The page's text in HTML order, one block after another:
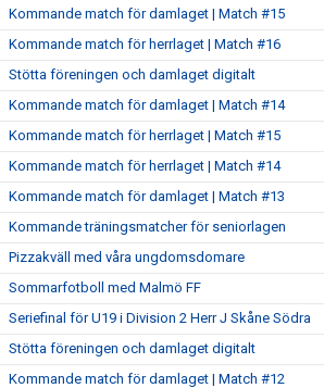
Kommande match för damlaget | Match #15
Kommande match för herrlaget | Match #16
Stötta föreningen och damlaget digitalt
Kommande match för damlaget | Match #14
Kommande match för herrlaget | Match #15
Kommande match för herrlaget | Match #14
Kommande match för damlaget | Match #13
Kommande träningsmatcher för seniorlagen
Pizzakväll med våra ungdomsdomare
Sommarfotboll med Malmö FF
Seriefinal för U19 i Division 2 Herr J Skåne Södra
Stötta föreningen och damlaget digitalt
Kommande match för damlaget | Match #12